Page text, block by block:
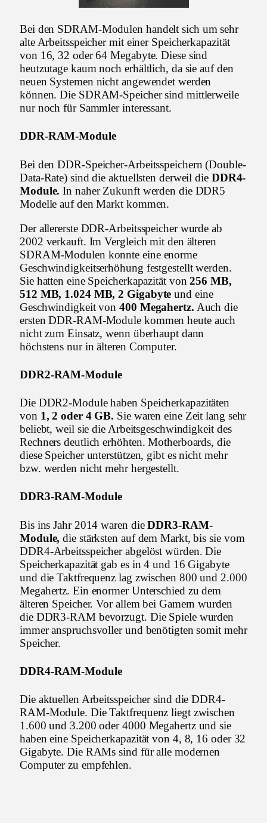
Bei den SDRAM-Modulen handelt sich um sehr
alte Arbeitsspeicher mit einer Speicherkapazität
von 16, 32 oder 64 Megabyte. Diese sind
heutzutage kaum noch erhältlich, da sie auf den
neuen Systemen nicht angewendet werden
können. Die SDRAM-Speicher sind mittlerweile
nur noch für Sammler interessant.
DDR-RAM-Module
Bei den DDR-Speicher-Arbeitsspeichern (Double-
Data-Rate) sind die aktuellsten derweil die DDR4-
Module. In naher Zukunft werden die DDR5
Modelle auf den Markt kommen.
Der allererste DDR-Arbeitsspeicher wurde ab
2002 verkauft. Im Vergleich mit den älteren
SDRAM-Modulen konnte eine enorme
Geschwindigkeitserhöhung festgestellt werden.
Sie hatten eine Speicherkapazität von 256 MB,
512 MB, 1.024 MB, 2 Gigabyte und eine
Geschwindigkeit von400 Megahertz. Auch die
ersten DDR-RAM-Module kommen heute auch
nicht zum Einsatz, wenn überhaupt dann
höchstens nur in älteren Computer.
DDR2-RAM-Module
Die DDR2-Module haben Speicherkapazitäten
von 1, 2 oder 4 GB. Sie waren eine Zeit lang sehr
beliebt, weil sie die Arbeitsgeschwindigkeit des
Rechners deutlich erhöhten. Motherboards, die
diese Speicher unterstützen, gibt es nicht mehr
bzw. werden nicht mehr hergestellt.
DDR3-RAM-Module
Bis ins Jahr 2014 waren dieDDR3-RAM-
Module, die stärksten auf dem Markt, bis sie vom
DDR4-Arbeitsspeicher abgelöst würden. Die
Speicherkapazität gab es in 4 und 16 Gigabyte
und die Taktfrequenz lag zwischen 800 und 2.000
Megahertz. Ein enormer Unterschied zu dem
älteren Speicher. Vor allem bei Gamern wurden
die DDR3-RAM bevorzugt. Die Spiele wurden
immer anspruchsvoller und benötigten somit mehr
Speicher.
DDR4-RAM-Module
Die aktuellen Arbeitsspeicher sind die DDR4-
RAM-Module. Die Taktfrequenz liegt zwischen
1.600 und 3.200 oder 4000 Megahertz und sie
haben eine Speicherkapazität von 4, 8, 16 oder 32
Gigabyte. Die RAMs sind für alle modernen
Computer zu empfehlen.